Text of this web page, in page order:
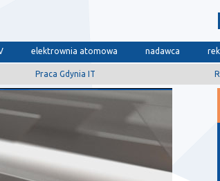
elektrownia atomowa nadawca
Praca Gdynia IT